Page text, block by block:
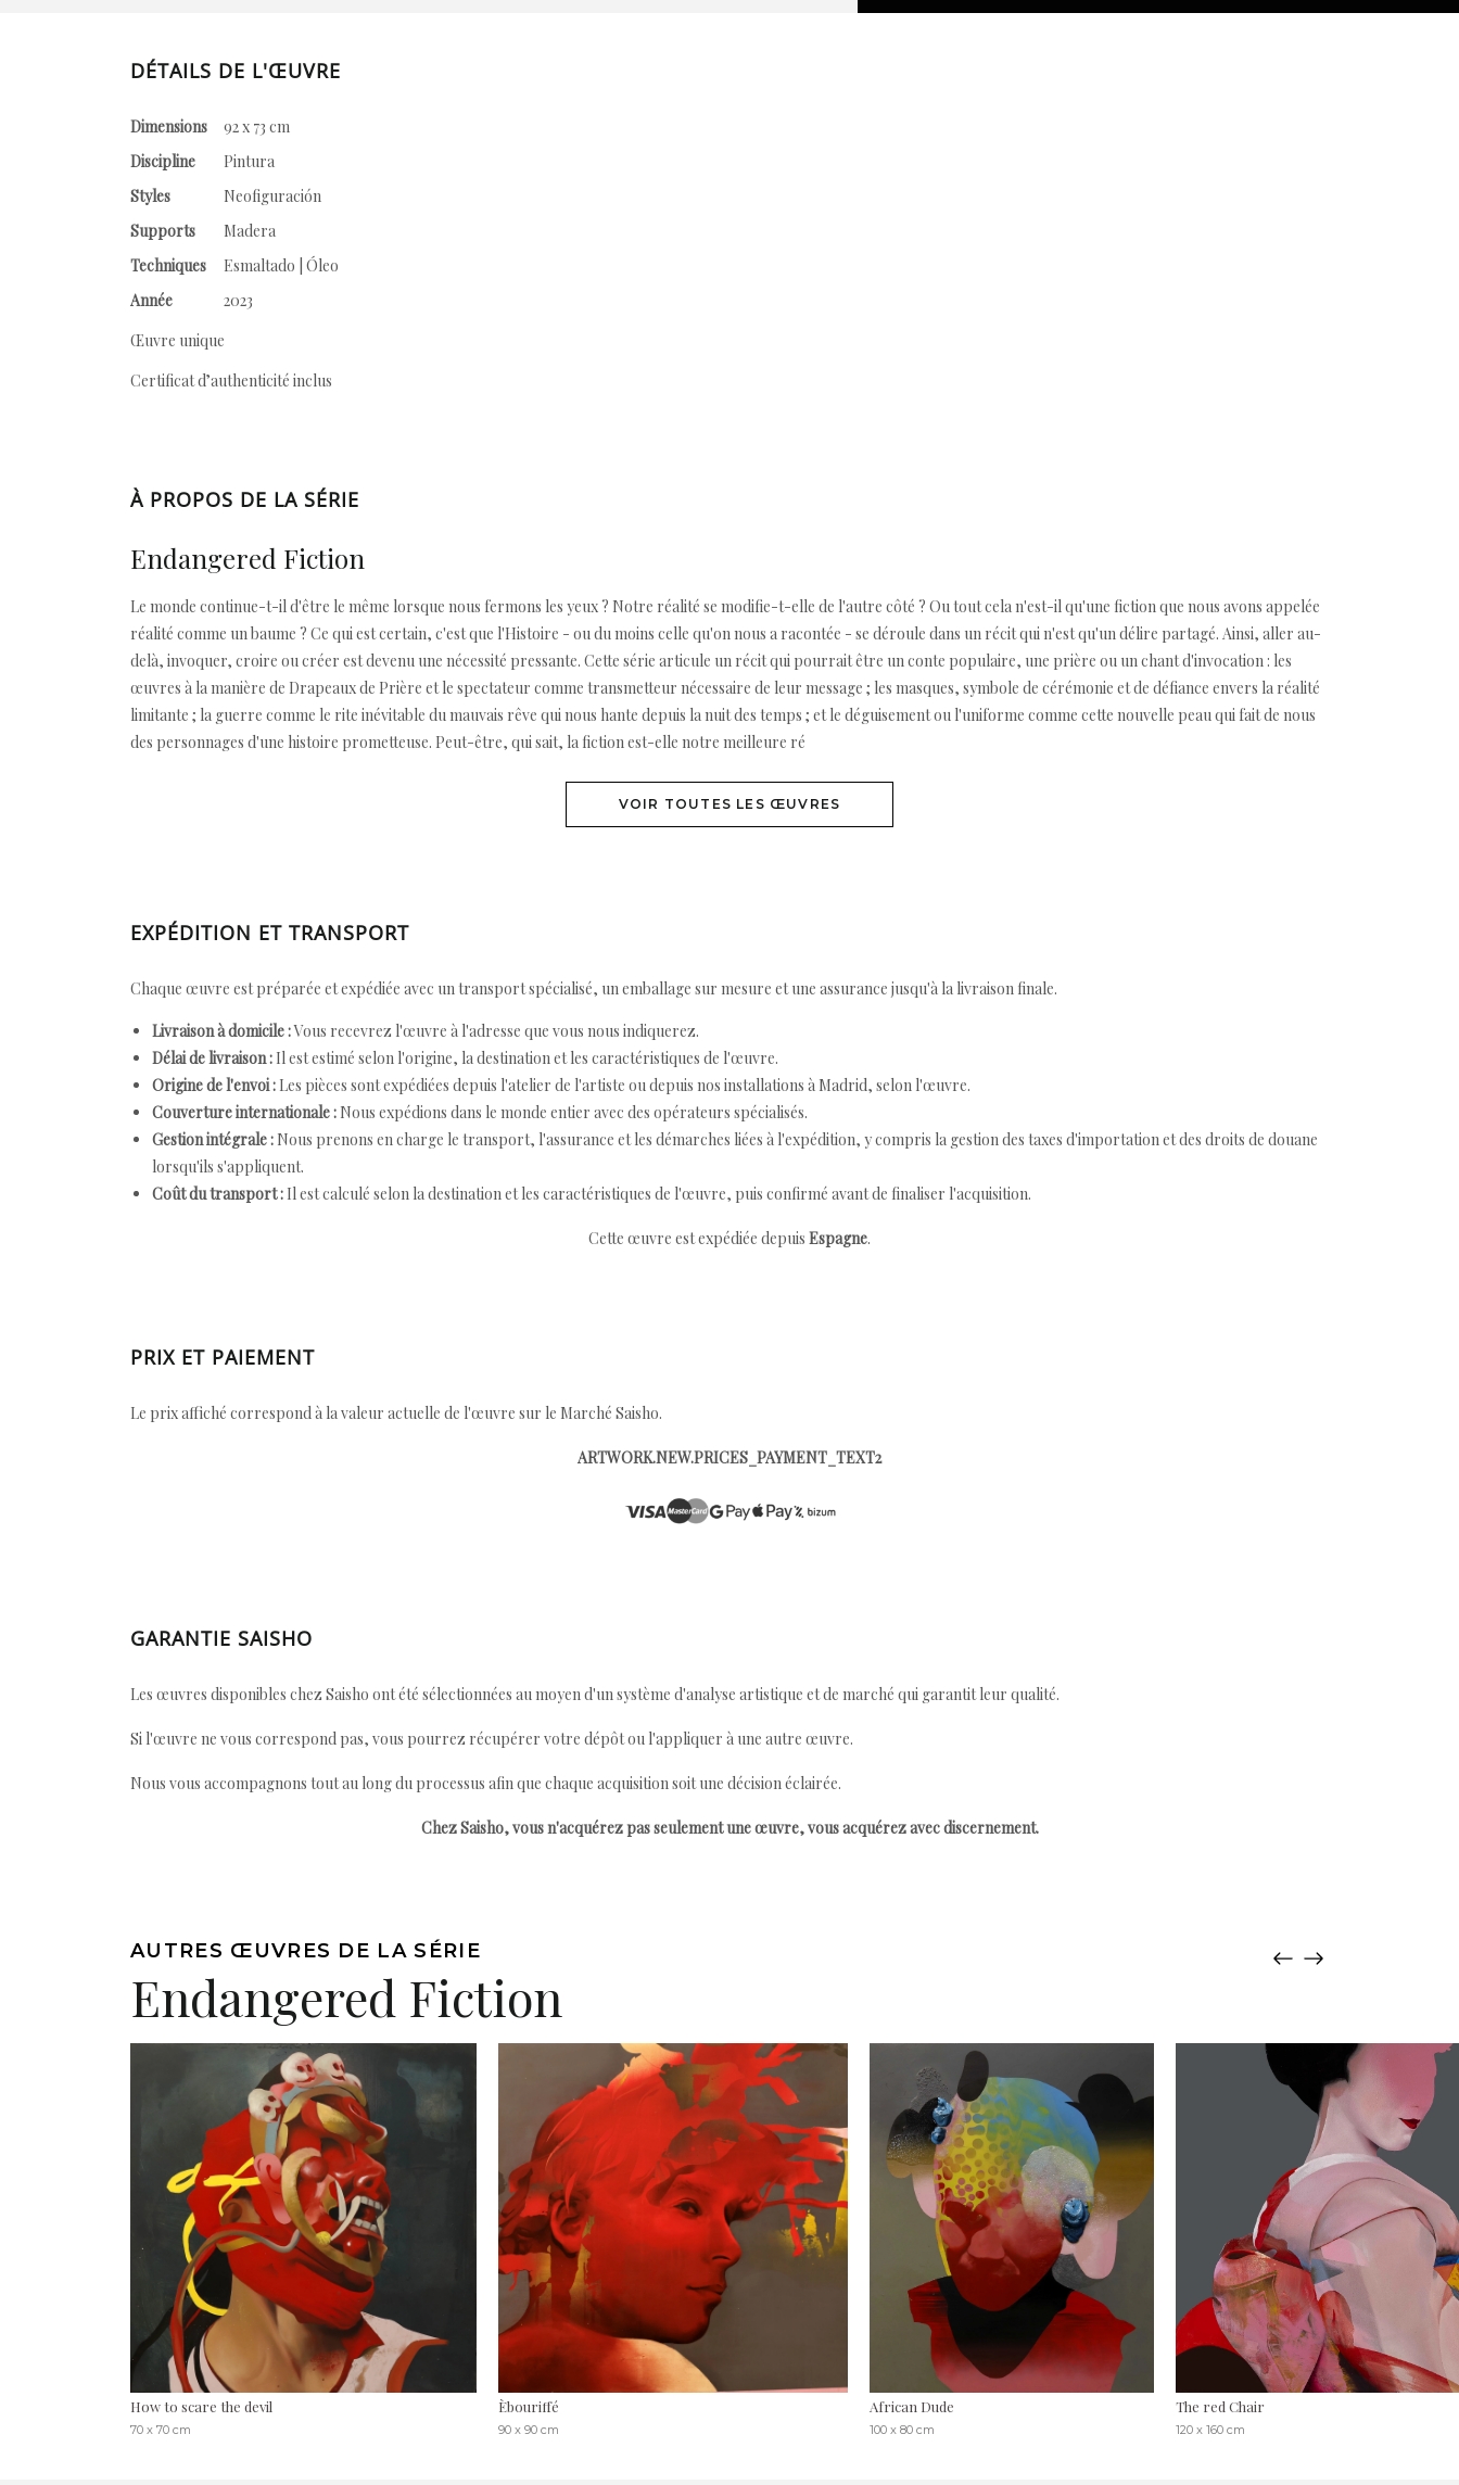
DÉTAILS DE L'ŒUVRE
Dimensions
92 x 73 cm
Discipline
Pintura
Styles
Neofiguración
Supports
Madera
Techniques
Esmaltado | Óleo
Année
2023
Œuvre unique
Certificat d’authenticité inclus
À PROPOS DE LA SÉRIE
Endangered Fiction
Le monde continue-t-il d'être le même lorsque nous fermons les yeux ? Notre réalité se modifie-t-elle de l'autre côté ? Ou tout cela n'est-il qu'une fiction que nous avons appelée
réalité comme un baume ? Ce qui est certain, c'est que l'Histoire - ou du moins celle qu'on nous a racontée - se déroule dans un récit qui n'est qu'un délire partagé. Ainsi, aller au-
delà, invoquer, croire ou créer est devenu une nécessité pressante. Cette série articule un récit qui pourrait être un conte populaire, une prière ou un chant d'invocation : les
œuvres à la manière de Drapeaux de Prière et le spectateur comme transmetteur nécessaire de leur message ; les masques, symbole de cérémonie et de défiance envers la réalité
limitante ; la guerre comme le rite inévitable du mauvais rêve qui nous hante depuis la nuit des temps ; et le déguisement ou l'uniforme comme cette nouvelle peau qui fait de nous
des personnages d'une histoire prometteuse. Peut-être, qui sait, la fiction est-elle notre meilleure ré
VOIR TOUTES LES ŒUVRES
EXPÉDITION ET TRANSPORT
Chaque œuvre est préparée et expédiée avec un transport spécialisé, un emballage sur mesure et une assurance jusqu'à la livraison finale.
Livraison à domicile :Vous recevrez l'œuvre à l'adresse que vous nous indiquerez.
Délai de livraison : Il est estimé selon l'origine, la destination et les caractéristiques de l'œuvre.
Origine de l'envoi : Les pièces sont expédiées depuis l'atelier de l'artiste ou depuis nos installations à Madrid, selon l'œuvre.
Couverture internationale : Nous expédions dans le monde entier avec des opérateurs spécialisés.
Gestion intégrale : Nous prenons en charge le transport, l'assurance et les démarches liées à l'expédition, y compris la gestion des taxes d'importation et des droits de douane
lorsqu'ils s'appliquent.
Coût du transport : Il est calculé selon la destination et les caractéristiques de l'œuvre, puis confirmé avant de finaliser l'acquisition.
Cette œuvre est expédiée depuis Espagne.
PRIX ET PAIEMENT
Le prix affiché correspond à la valeur actuelle de l'œuvre sur le Marché Saisho.
ARTWORK.NEW.PRICES_PAYMENT_TEXT2
GARANTIE SAISHO
Les œuvres disponibles chez Saisho ont été sélectionnées au moyen d'un système d'analyse artistique et de marché qui garantit leur qualité.
Si l'œuvre ne vous correspond pas, vous pourrez récupérer votre dépôt ou l'appliquer à une autre œuvre.
Nous vous accompagnons tout au long du processus afin que chaque acquisition soit une décision éclairée.
Chez Saisho, vous n'acquérez pas seulement une œuvre, vous acquérez avec discernement.
AUTRES ŒUVRES DE LA SÉRIE
Endangered Fiction
How to scare the devil
70 x 70 cm
Èbouriffé
90 x 90 cm
African Dude
100 x 80 cm
The red Chair
120 x 160 cm